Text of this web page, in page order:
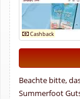
Beachte bitte,
Summerfoot